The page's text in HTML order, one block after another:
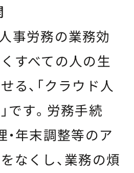
事労務の業務効
すべての人の生
る、「クラウド人
です。労務手続
・年末調整等のア
なくし、業務の煩